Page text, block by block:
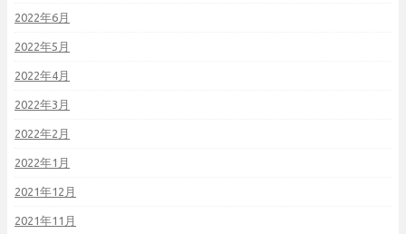
2022年6月
2022年5月
2022年4月
2022年3月
2022年2月
2022年1月
2021年12月
2021年11月